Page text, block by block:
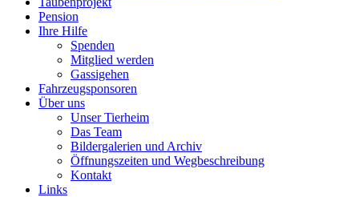
Pension
Ihre Hilfe
Spenden
Mitglied werden
Gassigehen
Fahrzeugsponsoren
Über uns
Unser Tierheim
Das Team
Bildergalerien und Archiv
Öffnungszeiten und Wegbeschreibung
Kontakt
Links